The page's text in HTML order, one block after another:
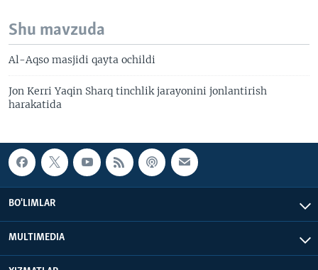
Shu mavzuda
Al-Aqso masjidi qayta ochildi
Jon Kerri Yaqin Sharq tinchlik jarayonini jonlantirish
harakatida
BO'LIMLAR
MULTIMEDIA